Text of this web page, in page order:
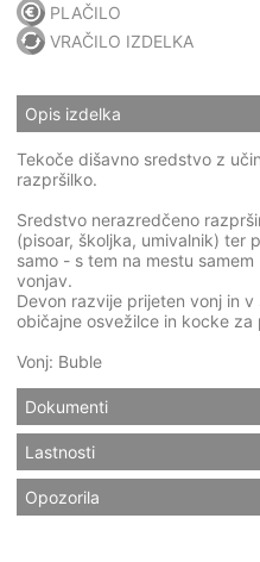
PLAČILO
VRAČILO IZDELKA
Opis izdelka
Tekoče dišavno sredstvo z
razpršilko.
Sredstvo nerazredčeno
(pisoar, školjka, umivalnik) ter
samo - s tem na mestu
vonjav.
Devon razvije prijeten vonj in
običajne osvežilce in kocke za
Vonj: Buble
Dokumenti
Lastnosti
Opozorila